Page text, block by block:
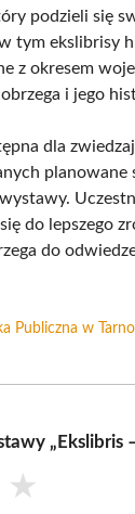
podzieli się
tym ekslibrisy
z okresem
i jego
dla
planowane
do lepszego
do
Publiczna w
„Ekslibris
★